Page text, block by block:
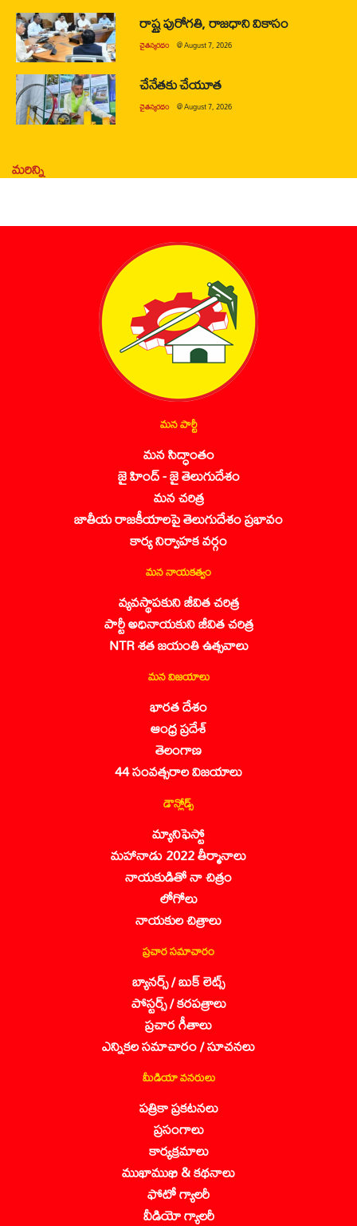
రాష్ట్ర పురోగతి, రాజధాని వికాసం
చైతన్యరధం @August 7, 2026
చేనేతకు చేయూత
చైతన్యరధం @August 7, 2026
మరిన్ని
మన పార్టీ
మన సిద్ధాంతం
జై హింద్ - జై తెలుగుదేశం
మన చరిత్ర
జాతీయ రాజకీయాలపై తెలుగుదేశం ప్రభావం
కార్య నిర్వాహక వర్గం
మన నాయకత్వం
వ్యవస్థాపకుని జీవిత చరిత్ర
పార్టీ అధినాయకుని జీవిత చరిత్ర
NTR శత జయంతి ఉత్సవాలు
మన విజయాలు
భారత దేశం
ఆంధ్ర ప్రదేశ్
తెలంగాణ
44 సంవత్సరాల విజయాలు
డౌన్లోడ్స్
మ్యానిఫెస్టో
మహానాడు 2022 తీర్మానాలు
నాయకుడితో నా చిత్రం
లోగోలు
నాయకుల చిత్రాలు
ప్రచార సమాచారం
బ్యానర్స్ / బుక్ లెట్స్
పోస్టర్స్ / కరపత్రాలు
ప్రచార గీతాలు
ఎన్నికల సమాచారం / సూచనలు
మీడియా వనరులు
పత్రికా ప్రకటనలు
ప్రసంగాలు
కార్యక్రమాలు
ముఖాముఖి & కథనాలు
ఫోటో గ్యాలరీ
వీడియో గ్యాలరీ